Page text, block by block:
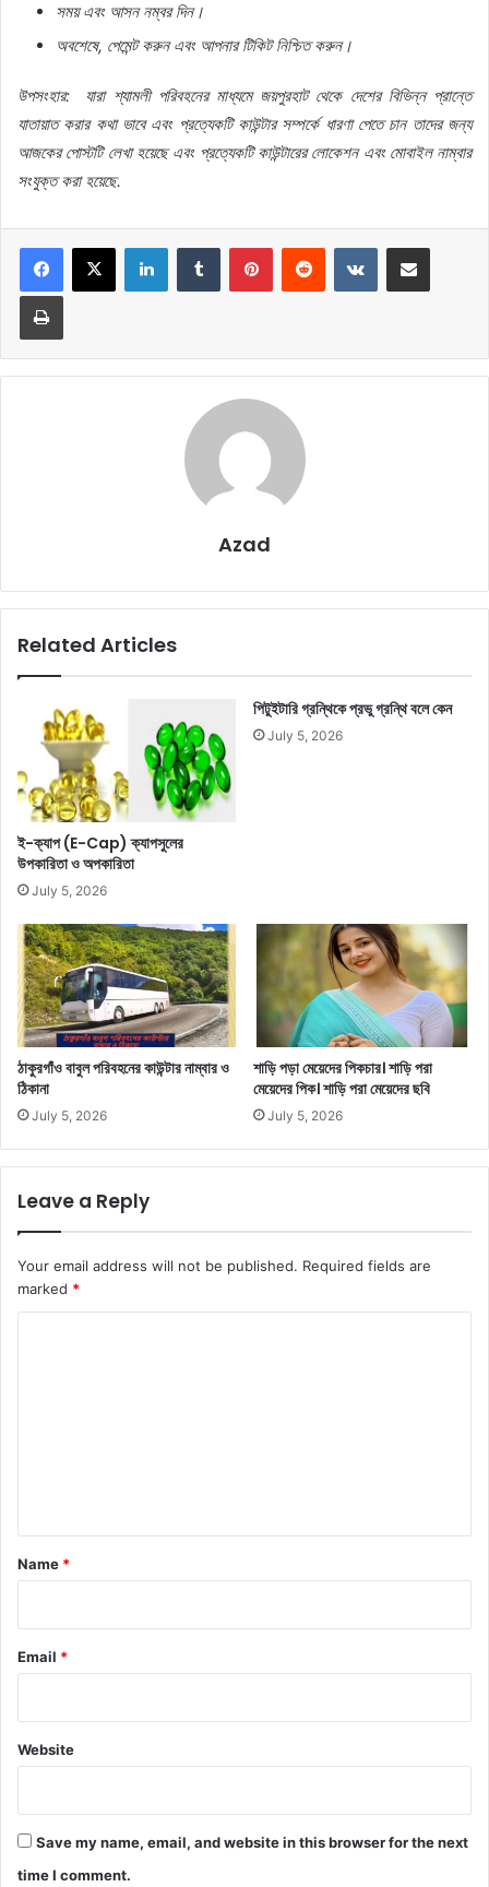
সময় এবং আসন নম্বর দিন।
অবশেষে, পেমেন্ট করুন এবং আপনার টিকিট নিশ্চিত করুন।
উপসংহার: যারা শ্যামলী পরিবহনের মাধ্যমে জয়পুরহাট থেকে দেশের বিভিন্ন প্রান্তে
যাতায়াত করার কথা ভাবে এবং প্রত্যেকটি কাউন্টার সম্পর্কে ধারণা পেতে চান তাদের জন্য
আজকের পোস্টটি লেখা হয়েছে এবং প্রত্যেকটি কাউন্টারের লোকেশন এবং মোবাইল নাম্বার
সংযুক্ত করা হয়েছে.
LinkedInTumblr PinterestReddit VKontakteShare via Email
Print
Azad
Related Articles
ই-ক্যাপ (E-Cap) ক্যাপসুলের
উপকারিতা ও অপকারিতা
July 5, 2026
পিটুইটারি গ্রন্থিকে প্রভু গ্রন্থি বলে কেন
July 5, 2026
ঠাকুরগাঁও বাবুল পরিবহনের কাউন্টার নাম্বার ও
ঠিকানা
July 5, 2026
শাড়ি পড়া মেয়েদের পিকচার। শাড়ি পরা
মেয়েদের পিক। শাড়ি পরা মেয়েদের ছবি
July 5, 2026
Leave a Reply
Your email address will not be published. Required fields are
marked *
*
Name *
Email *
Website
Save my name, email, and website in this browser for the next
time I comment.